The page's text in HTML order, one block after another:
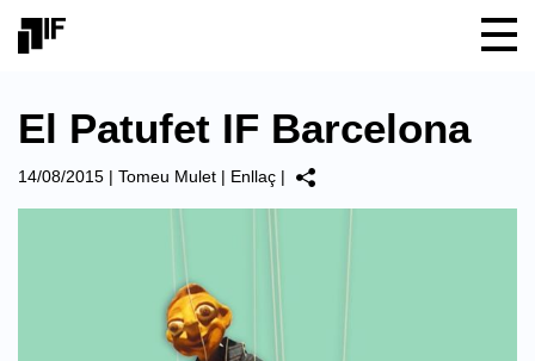
El Patufet IF Barcelona
14/08/2015 | Tomeu Mulet | Enllaç |